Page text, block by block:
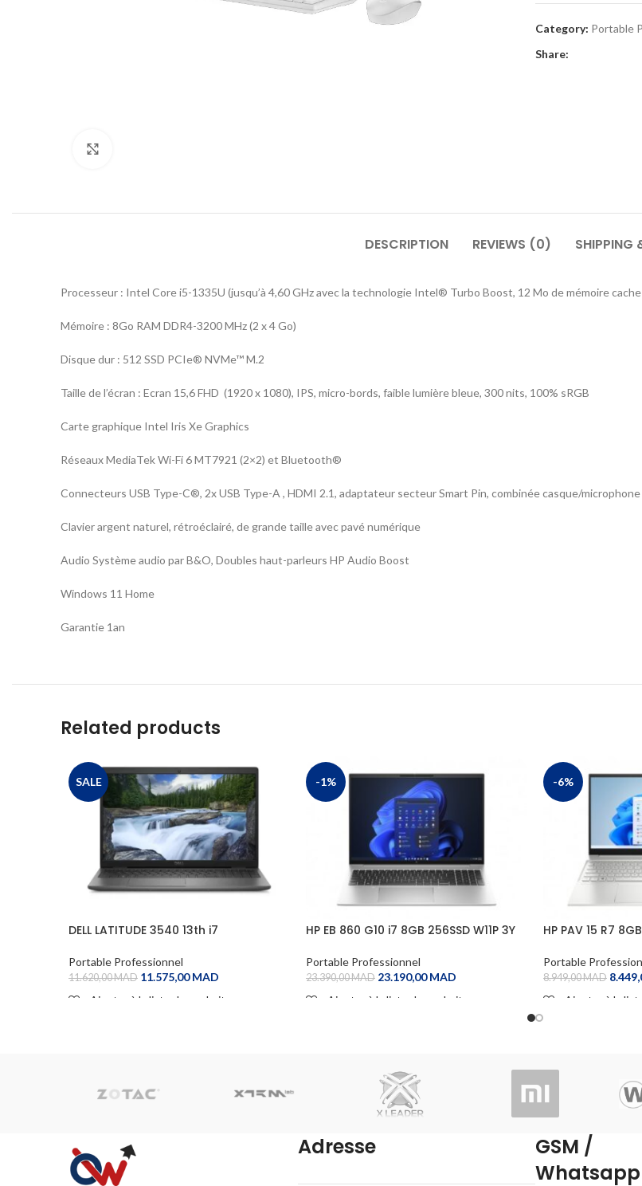
Category: Portable
Share:
DESCRIPTION REVIEWS (0) SHIPPING
Processeur : Intel Core i5-1335U (jusqu’à 4,60 GHz avec la technologie Intel® Turbo Boost, 12 Mo de mémoire
Mémoire : 8Go RAM DDR4-3200 MHz (2 x 4 Go)
Disque dur : 512 SSD PCIe® NVMe™ M.2
Taille de l’écran : Ecran 15,6 FHD (1920 x 1080), IPS, micro-bords, faible lumière bleue, 300 nits, 100% sRGB
Carte graphique Intel Iris Xe Graphics
Réseaux MediaTek Wi-Fi 6 MT7921 (2×2) et Bluetooth®
Connecteurs USB Type-C®, 2x USB Type-A , HDMI 2.1, adaptateur secteur Smart Pin, combinée casque/microphone
Clavier argent naturel, rétroéclairé, de grande taille avec pavé numérique
Audio Système audio par B&O, Doubles haut-parleurs HP Audio Boost
Windows 11 Home
Garantie 1an
Related products
SALE
DELL LATITUDE 3540 13th i7
Portable Professionnel
11.620,00MAD 11.575,00MAD
Ajouter à la liste de souhaits
-1%
HP EB 860 G10 i7 8GB 256SSD W11P 3Y
Portable Professionnel
23.390,00MAD 23.190,00MAD
Ajouter à la liste de souhaits
-6%
HP PAV 15 R7
Portable
8.949,00MAD
Ajouter à la
Adresse
GSM /
Whatsapp